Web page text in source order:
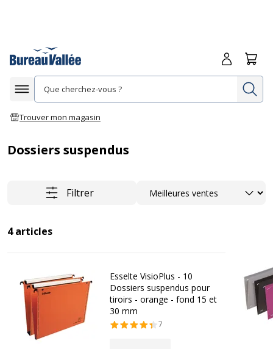
Afficher la navigation
Trouver mon magasin
Me
Dossiers suspendus
Filtrer Trier
4 articles
Esselte VisioPlus - 10
Dossiers suspendus pour
tiroirs - orange - fond 15 et
30 mm
7